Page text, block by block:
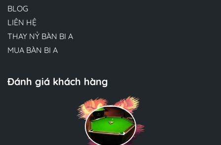
BLOG
LIÊN HỆ
THAY NỶ BÀN BI A
MUA BÀN BI A
Đánh giá khách hàng